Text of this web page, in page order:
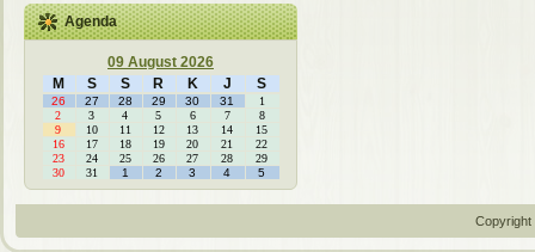
Agenda
09 August 2026
M
S S R K J S
26 27 28 29 30 31
1
2
3 4 5 6 7
8
9
10 11 12 13 14
15
16
17 18 19 20 21
22
23
24 25 26 27 28
29
30
31 1 2 3 4 5